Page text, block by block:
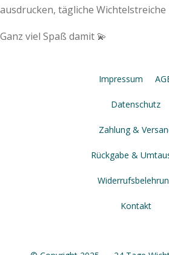
ausdrucken, tägliche Wichtelstreiche
Ganz viel Spaß damit 💫
Impressum
Datenschutz
Zahlung &
Rückgabe &
Kontakt